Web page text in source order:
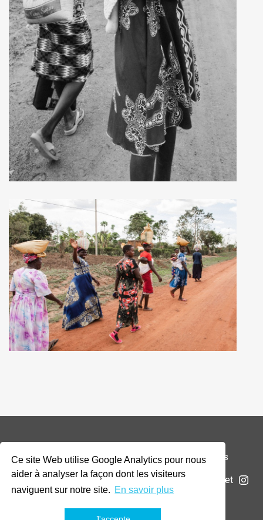
Ce site Web utilise Google Analytics pour nous
aider à analyser la façon dont les visiteurs
naviguent sur notre site. En savoir plus
© 2026 Addax & Oryx Foundation —Mentions légales
La Fondation Projets Actualités Soumettre un projet